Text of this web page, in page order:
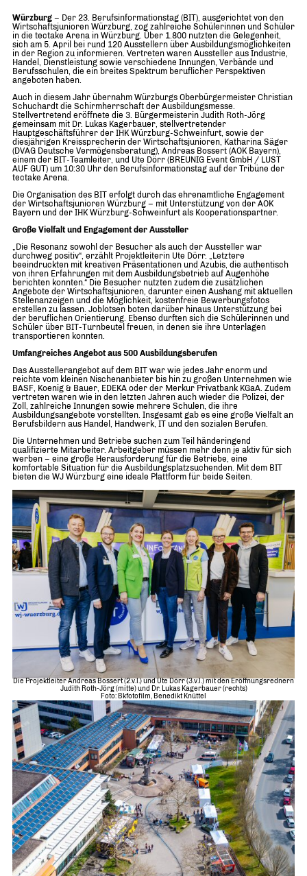
Würzburg – Der 23. Berufsinformationstag (BIT), ausgerichtet von den
Wirtschaftsjunioren Würzburg, zog zahlreiche Schülerinnen und Schüler
in die tectake Arena in Würzburg. Über 1.800 nutzten die Gelegenheit,
sich am 5. April bei rund 120 Ausstellern über Ausbildungsmöglichkeiten
in der Region zu informieren. Vertreten waren Aussteller aus Industrie,
Handel, Dienstleistung sowie verschiedene Innungen, Verbände und
Berufsschulen, die ein breites Spektrum beruflicher Perspektiven
angeboten haben.
Auch in diesem Jahr übernahm Würzburgs Oberbürgermeister Christian
Schuchardt die Schirmherrschaft der Ausbildungsmesse.
Stellvertretend eröffnete die 3. Bürgermeisterin Judith Roth-Jörg
gemeinsam mit Dr. Lukas Kagerbauer, stellvertretender
Hauptgeschäftsführer der IHK Würzburg-Schweinfurt, sowie der
diesjährigen Kreissprecherin der Wirtschaftsjunioren, Katharina Säger
(DVAG Deutsche Vermögensberatung), Andreas Bossert (AOK Bayern),
einem der BIT-Teamleiter, und Ute Dörr (BREUNIG Event GmbH / LUST
AUF GUT) um 10:30 Uhr den Berufsinformationstag auf der Tribüne der
tectake Arena.
Die Organisation des BIT erfolgt durch das ehrenamtliche Engagement
der Wirtschaftsjunioren Würzburg – mit Unterstützung von der AOK
Bayern und der IHK Würzburg-Schweinfurt als Kooperationspartner.
Große Vielfalt und Engagement der Aussteller
„Die Resonanz sowohl der Besucher als auch der Aussteller war
durchweg positiv“, erzählt Projektleiterin Ute Dörr. „Letztere
beeindruckten mit kreativen Präsentationen und Azubis, die authentisch
von ihren Erfahrungen mit dem Ausbildungsbetrieb auf Augenhöhe
berichten konnten.“ Die Besucher nutzten zudem die zusätzlichen
Angebote der Wirtschaftsjunioren, darunter einen Aushang mit aktuellen
Stellenanzeigen und die Möglichkeit, kostenfreie Bewerbungsfotos
erstellen zu lassen. Joblotsen boten darüber hinaus Unterstützung bei
der beruflichen Orientierung. Ebenso durften sich die Schülerinnen und
Schüler über BIT-Turnbeutel freuen, in denen sie ihre Unterlagen
transportieren konnten.
Umfangreiches Angebot aus 500 Ausbildungsberufen
Das Ausstellerangebot auf dem BIT war wie jedes Jahr enorm und
reichte vom kleinen Nischenanbieter bis hin zu großen Unternehmen wie
BASF, Koenig & Bauer, EDEKA oder der Merkur Privatbank KGaA. Zudem
vertreten waren wie in den letzten Jahren auch wieder die Polizei, der
Zoll, zahlreiche Innungen sowie mehrere Schulen, die ihre
Ausbildungsangebote vorstellten. Insgesamt gab es eine große Vielfalt an
Berufsbildern aus Handel, Handwerk, IT und den sozialen Berufen.
Die Unternehmen und Betriebe suchen zum Teil händeringend
qualifizierte Mitarbeiter. Arbeitgeber müssen mehr denn je aktiv für sich
werben – eine große Herausforderung für die Betriebe, eine
komfortable Situation für die Ausbildungsplatzsuchenden. Mit dem BIT
bieten die WJ Würzburg eine ideale Plattform für beide Seiten.
Die Projektleiter Andreas Bossert (2.v.l.) und Ute Dörr (3.v.l.) mit den Eröffnungsrednern
Judith Roth-Jörg (mitte) und Dr. Lukas Kagerbauer (rechts)
Foto: Bkfotofilm, Benedikt Knüttel